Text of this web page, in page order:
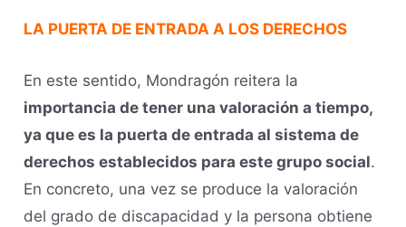
LA PUERTA DE ENTRADA A LOS DERECHOS
En este sentido, Mondragón reitera la
importancia de tener una valoración a tiempo,
ya que es la puerta de entrada al sistema de
derechos establecidos para este grupo social.
En concreto, una vez se produce la valoración
del grado de discapacidad y la persona obtiene